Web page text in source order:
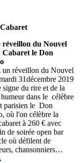
réveillon du Nouvel
Cabaret le Don
un réveillon du Nouvel
31décembre 2019
signe du rire et de la
dans le célèbre
parisien le Don
où l'on célèbre la
à 260 € avec
de soirée open bar
où défilent de
chansonniers…
.